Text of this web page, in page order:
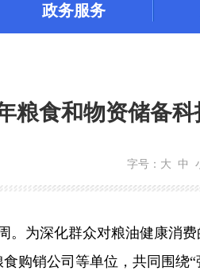
政务服务
粮食和物资储备
字号： 大 中
为深化群众对粮油健康消
购销公司等单位，共同围绕